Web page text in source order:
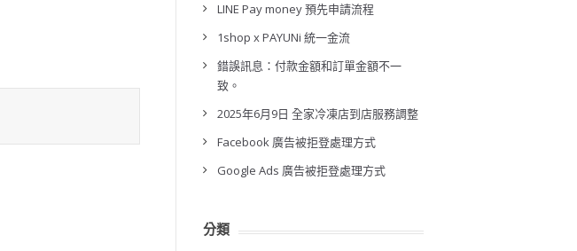
LINE Pay money 預先申請流程
1shop x PAYUNi 統一金流
錯誤訊息：付款金額和訂單金額不一
致。
2025年6月9日 全家冷凍店到店服務調整
Facebook 廣告被拒登處理方式
Google Ads 廣告被拒登處理方式
分類